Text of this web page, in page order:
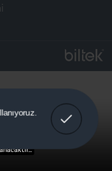
Anladım!